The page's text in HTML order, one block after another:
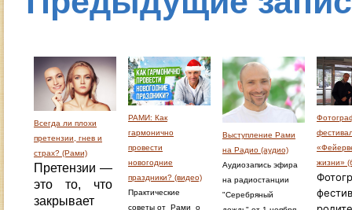
Всегда ли плохи
претензии, гнев и
страх? (Рами)
Претензии —
это то, что
закрывает
РАМИ: Как
гармонично
провести
новогодние
праздники? (видео)
Практические
советы от Рами о
Выступление Рами
на Радио (аудио)
Аудиозапись эфира
на радиостанции
"Серебряный
жизни»